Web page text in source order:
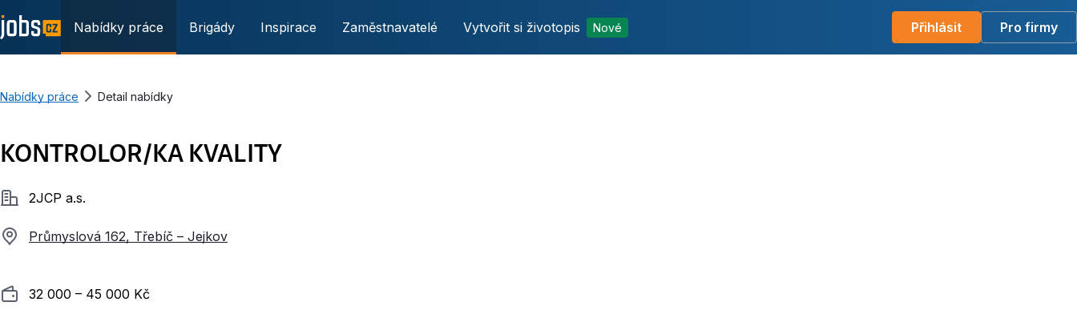
Nabídky práce Brigády Inspirace Zaměstnavatelé Vytvořit si životopis Nové Přihlásit Pro firmy
Nabídky práce Detail nabídky
KONTROLOR/KA KVALITY
Společnost2JCP a.s.
Průmyslová 162, Třebíč – Jejkov
Plat 32 000 ‍–‍ 45 000 Kč